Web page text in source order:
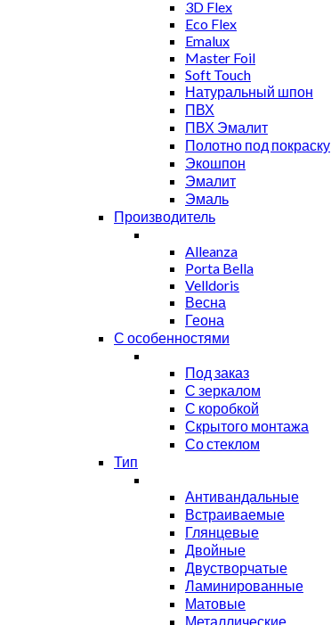
3D Flex
Eco Flex
Emalux
Master Foil
Soft Touch
Натуральный шпон
ПВХ
ПВХ Эмалит
Полотно под покраску
Экошпон
Эмалит
Эмаль
Производитель
Alleanza
Porta Bella
Velldoris
Весна
Геона
С особенностями
Под заказ
С зеркалом
С коробкой
Скрытого монтажа
Со стеклом
Тип
Антивандальные
Встраиваемые
Глянцевые
Двойные
Двустворчатые
Ламинированные
Матовые
Металлические